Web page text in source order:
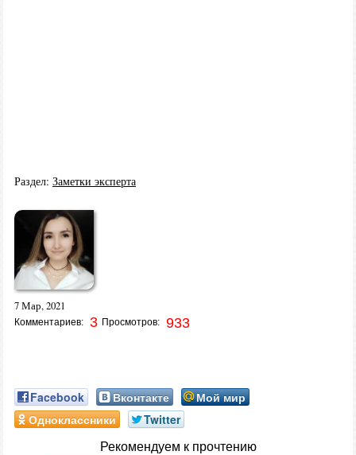
Раздел: Заметки эксперта
7 Мар, 2021
Комментариев: 3 Просмотров: 933
Facebook Вконтакте
Мой мир
Одноклассники
Twitter
Рекомендуем к прочтению